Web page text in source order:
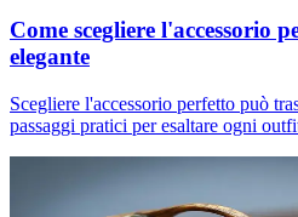
Come scegliere l'accessorio
elegante
Scegliere l'accessorio perfetto può
passaggi pratici per esaltare ogni